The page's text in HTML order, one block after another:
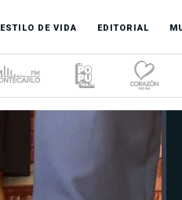
ESTILO DE VIDA EDITORIAL